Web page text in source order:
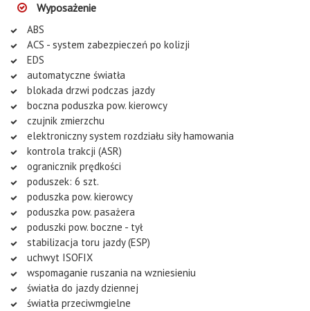
Wyposażenie
ABS
ACS - system zabezpieczeń po kolizji
EDS
automatyczne światła
blokada drzwi podczas jazdy
boczna poduszka pow. kierowcy
czujnik zmierzchu
elektroniczny system rozdziału siły hamowania
kontrola trakcji (ASR)
ogranicznik prędkości
poduszek: 6 szt.
poduszka pow. kierowcy
poduszka pow. pasażera
poduszki pow. boczne - tył
stabilizacja toru jazdy (ESP)
uchwyt ISOFIX
wspomaganie ruszania na wzniesieniu
światła do jazdy dziennej
światła przeciwmgielne